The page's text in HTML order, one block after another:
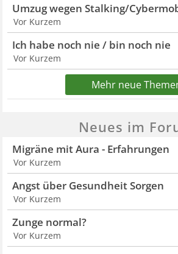
Umzug wegen Stalking/
Vor Kurzem
Ich habe noch nie / bin noch nie
Vor Kurzem
Mehr neue
Neues im
Migräne mit Aura - Erfahrungen
Vor Kurzem
Angst über Gesundheit Sorgen
Vor Kurzem
Zunge normal?
Vor Kurzem